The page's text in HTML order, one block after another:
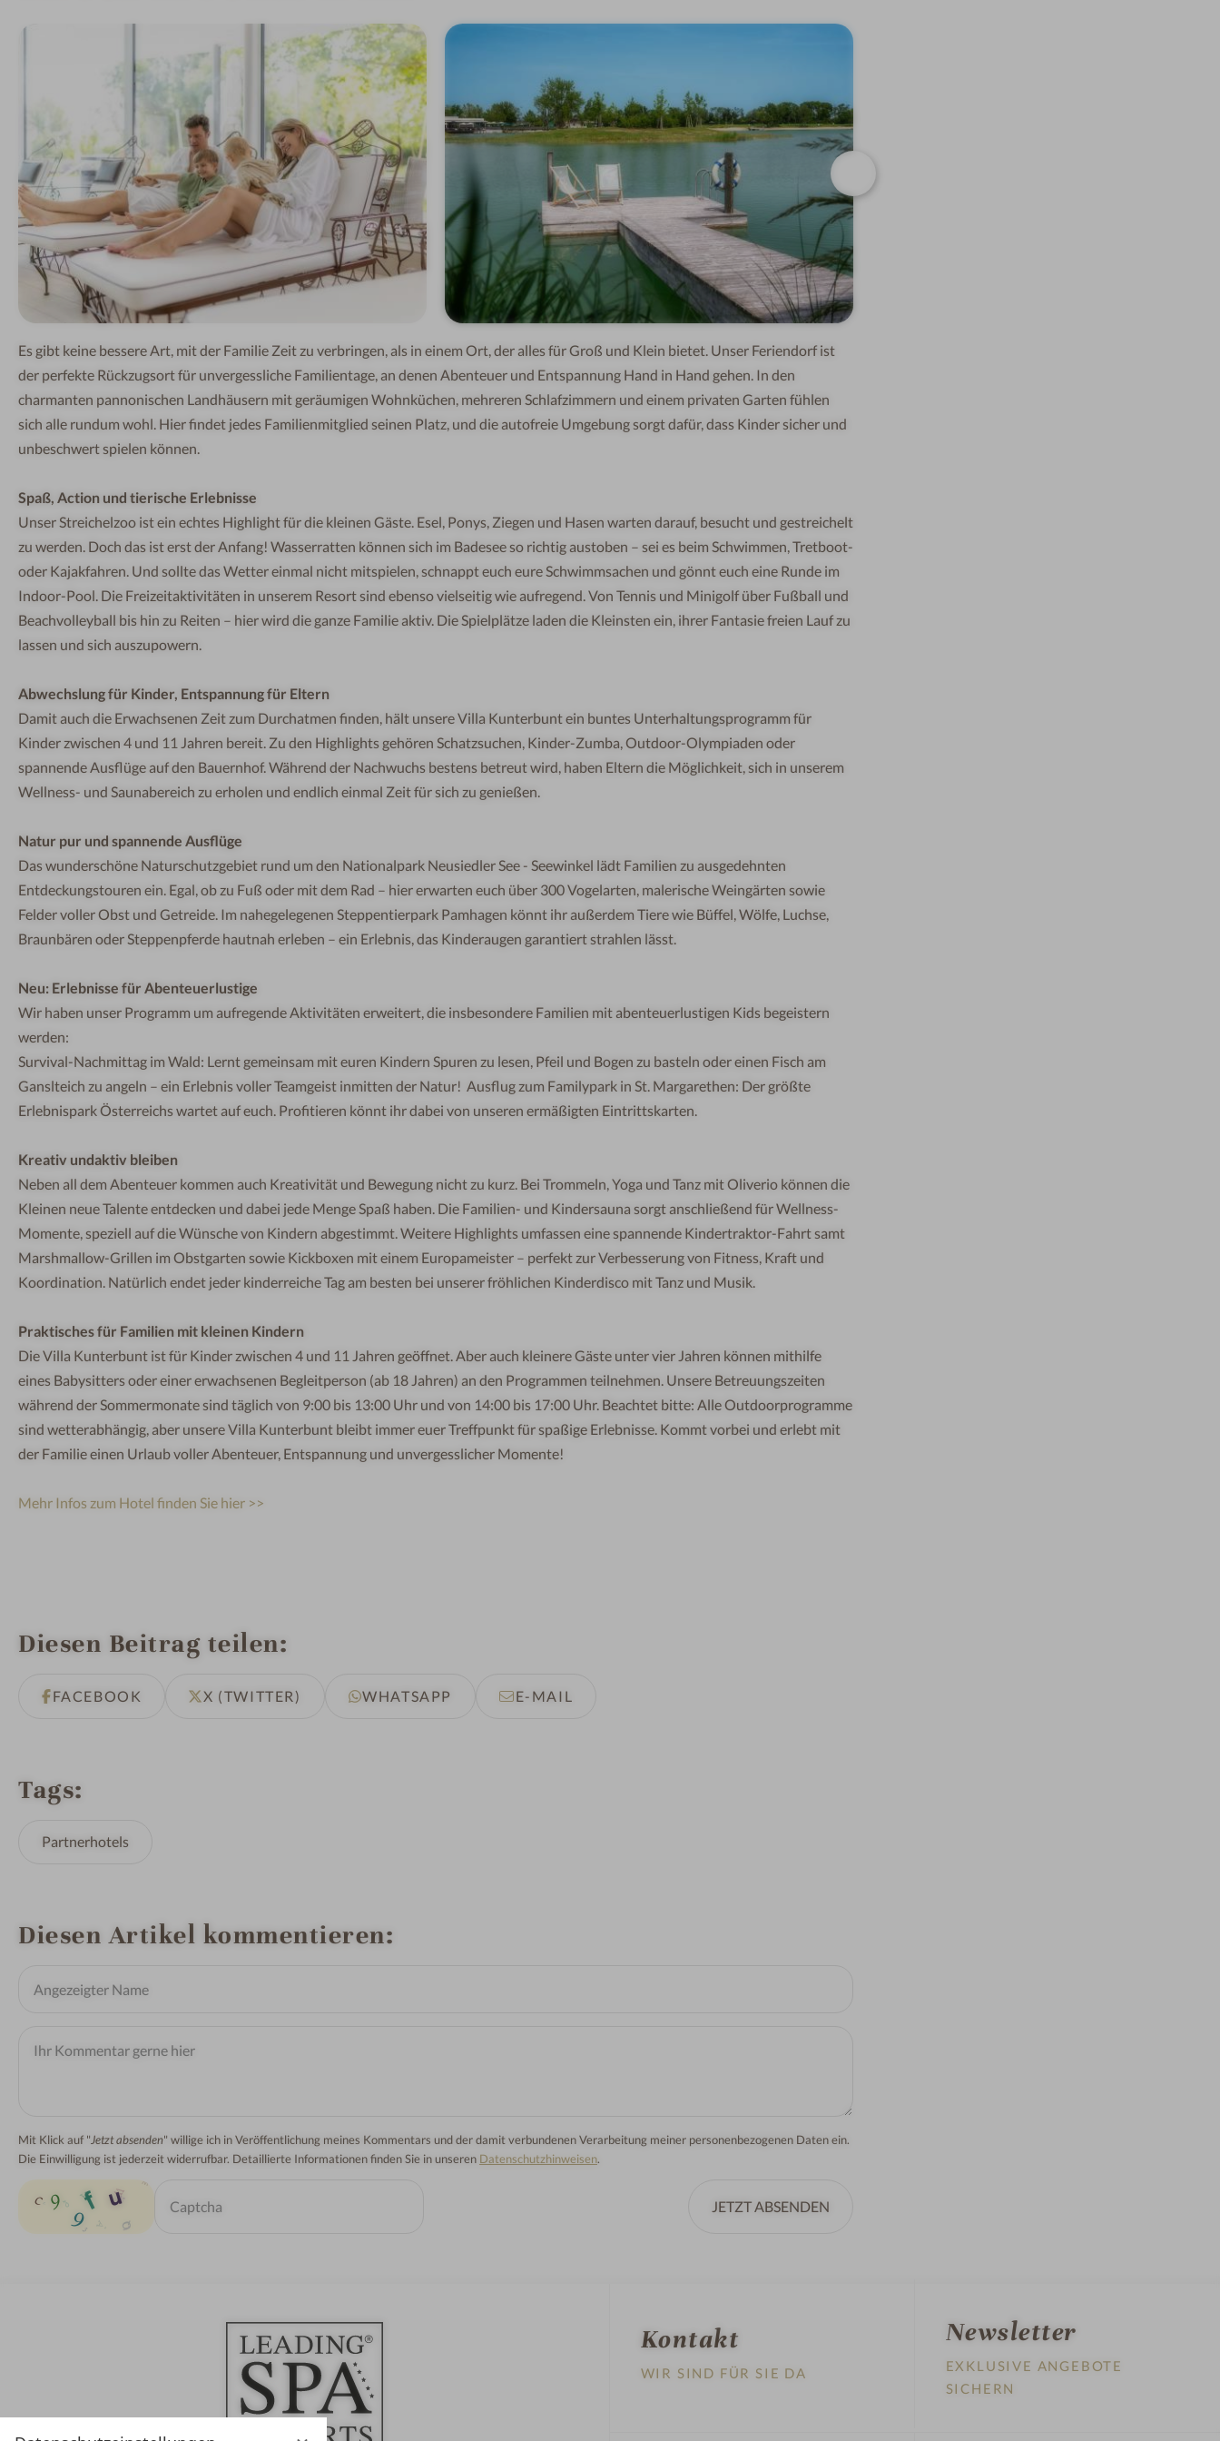
Es gibt keine bessere Art, mit der Familie Zeitzu verbringen,als in einemOrt, der allesfürGroß und Klein bietet. Unser Feriendorf ist
der perfekte Rückzugsortfür unvergessliche Familientage, an denen Abenteuer und Entspannung Hand in Hand gehen. In den
charmanten pannonischen Landhäusern mit geräumigen Wohnküchen, mehreren Schlafzimmern und einem privaten Garten fühlen
sich alle rundum wohl. Hierfndet jedes Familienmitglied seinen Platz, und dieautofreie Umgebungsorgtdafür,dass Kinder sicher und
unbeschwert spielen können.
Spaß, Action und tierische Erlebnisse
Unser Streichelzoo ist ein echtes Highlightfür die kleinen Gäste. Esel, Ponys, Ziegen und Hasen warten darauf, besucht und gestreichelt
zu werden. Doch das ist erst derAnfang! Wasserratten können sich im Badeseeso richtigaustoben – sei es beim Schwimmen,Tretboot-
oder Kajakfahren. Und sollte das Wetter einmal nicht mitspielen, schnappt euch eure Schwimmsachen und gönnteuch eine Runde im
Indoor-Pool. Die Freizeitaktivitäten in unserem Resortsind ebensovielseitigwieaufregend.Von Tennis und Minigolf über Fußball und
Beachvolleyball bis hin zu Reiten – hierwird die ganze Familieaktiv. DieSpielplätze laden die Kleinsten ein, ihrer Fantasiefreien Laufzu
lassen und sich auszupowern.
Abwechslungfür Kinder, Entspannungfür Eltern
Damitauch die Erwachsenen Zeitzum Durchatmen fnden, hält unsereVilla Kunterbuntein buntes Unterhaltungsprogramm für
Kinder zwischen 4 und 11 Jahren bereit. Zu den Highlights gehören Schatzsuchen, Kinder-Zumba,Outdoor-Olympiaden oder
spannendeAusflüge auf den Bauernhof. Während der Nachwuchs bestens betreut wird, haben Eltern die Möglichkeit, sich in unserem
Wellness- und Saunabereich zu erholen und endlich einmal Zeitfürsich zu genießen.
Natur pur und spannende Ausflüge
Daswunderschöne Naturschutzgebiet rund umden Nationalpark Neusiedler See - Seewinkel lädt Familien zu ausgedehnten
Entdeckungstouren ein. Egal, ob zu Fuß oder mitdem Rad – hier erwarten euch über 300 Vogelarten, malerische Weingärten sowie
Felder voller Obst und Getreide. Im nahegelegenen Steppentierpark Pamhagen könnt ihr außerdem Tierewie Büffel,Wölfe, Luchse,
Braunbären oderSteppenpferde hautnah erleben – ein Erlebnis,das Kinderaugen garantiert strahlen lässt.
Neu: Erlebnisse fürAbenteuerlustige
Wir haben unser Programm um aufregendeAktivitäten erweitert,die insbesondere Familien mit abenteuerlustigen Kids begeistern
werden:
Survival-Nachmittag im Wald: Lernt gemeinsam mit euren Kindern Spuren zu lesen, Pfeil und Bogen zu basteln oder einen Fisch am
Ganslteich zu angeln – ein Erlebnis voller Teamgeist inmitten der Natur! Ausflug zum Familypark in St. Margarethen: Der größte
Erlebnispark Österreichs wartet auf euch. Profitieren könnt ihr dabei von unseren ermäßigten Eintrittskarten.
Kreativ undaktiv bleiben
Neben all dem Abenteuer kommen auch Kreativität und Bewegung nicht zu kurz. Bei Trommeln, Yoga und Tanz mit Oliverio können die
Kleinen neue Talente entdecken und dabei jede Menge Spaß haben. Die Familien- und Kindersauna sorgt anschließend fürWellness-
Momente,speziell auf die Wünsche von Kindern abgestimmt. Weitere Highlights umfassen eine spannende Kindertraktor-Fahrt samt
Marshmallow-Grillen im Obstgarten sowie Kickboxen mit einem Europameister – perfekt zur Verbesserung von Fitness, Kraft und
Koordination. Natürlich endet jeder kinderreiche Tag am besten bei unserer fröhlichen Kinderdisco mit Tanz und Musik.
Praktisches für Familien mit kleinen Kindern
Die Villa Kunterbunt ist für Kinder zwischen 4 und 11 Jahren geöffnet.Aber auch kleinere Gäste unter vier Jahren können mithilfe
eines Babysitters oder einer erwachsenen Begleitperson (ab 18 Jahren) an den Programmen teilnehmen. Unsere Betreuungszeiten
während der Sommermonate sind täglich von 9:00 bis 13:00 Uhr und von 14:00 bis 17:00 Uhr. Beachtet bitte: Alle Outdoorprogramme
sind wetterabhängig, aber unsere Villa Kunterbunt bleibt immer euer Treffpunkt für spaßige Erlebnisse. Kommt vorbei und erlebt mit
der Familie einen Urlaub voller Abenteuer, Entspannung und unvergesslicher Momente!
Mehr Infos zum Hotel finden Sie hier >>
Diesen Beitrag teilen
FACEBOOK X (TWITTER) WHATSAPP E-MAIL
Tags
Partnerhotels
Diesen Artikel kommentieren
Mit Klick auf "Jetzt absenden" willige ich in Veröffentlichung meines Kommentars und der damit verbundenen Verarbeitung meiner personenbezogenen Daten ein.
Die Einwilligung ist jederzeit widerrufbar. Detaillierte Informationen finden Sie in unseren Datenschutzhinweisen.
JETZT ABSENDEN
Kontakt
WIR SIND FÜR SIE DA
Newsletter
EXKLUSIVE ANGEBOTE
SICHERN